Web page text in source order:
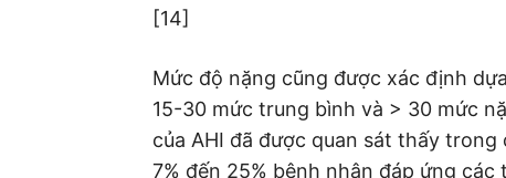
[14]
Mức độ nặng cũng được xác định
15-30 mức trung bình và > 30 mức
của AHI đã được quan sát thấy trong
7% đến 25% bệnh nhân đáp ứng